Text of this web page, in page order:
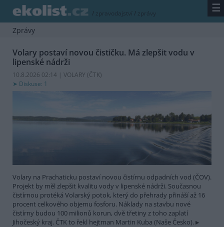
/ zpravodajství / zprávy ☰
Zprávy
Volary postaví novou čističku. Má zlepšit vodu v
lipenské nádrži
10.8.2026 02:14 | VOLARY (ČTK)
Diskuse: 1
Volary na Prachaticku postaví novou čistírnu odpadních vod (ČOV).
Projekt by měl zlepšit kvalitu vody v lipenské nádrži. Současnou
čistírnou protéká Volarský potok, který do přehrady přináší až 16
procent celkového objemu fosforu. Náklady na stavbu nové
čistírny budou 100 milionů korun, dvě třetiny z toho zaplatí
Jihočeský kraj. ČTK to řekl hejtman Martin Kuba (Naše Česko).